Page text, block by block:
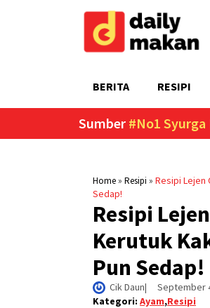
BERITA RESIPI
Sumber #No1 Syurga
Home» Resipi » Resipi Lejen
Sedap!
Resipi
Kerutuk
Pun Sedap!
Cik Daun| September
Kategori: Ayam,Resipi